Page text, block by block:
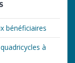
bénéficiaires
à